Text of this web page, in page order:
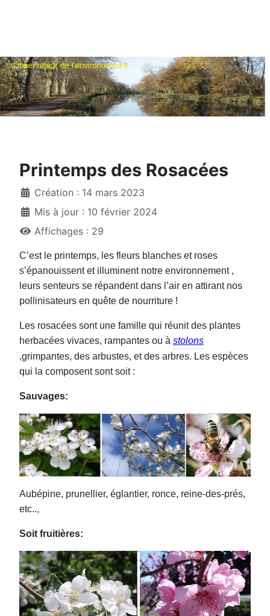
Printemps des Rosacées
Création : 14 mars 2023
Mis à jour : 10 février 2024
Affichages : 29
C’est le printemps, les fleurs blanches et roses
s’épanouissent et illuminent notre environnement ,
leurs senteurs se répandent dans l’air en attirant nos
pollinisateurs en quête de nourriture !
Les rosacées sont une famille qui réunit des plantes
herbacées vivaces, rampantes ou à stolons
,grimpantes, des arbustes, et des arbres. Les espèces
qui la composent sont soit :
Sauvages:
Aubépine, prunellier, églantier, ronce, reine-des-prés,
etc..,
Soit fruitières: